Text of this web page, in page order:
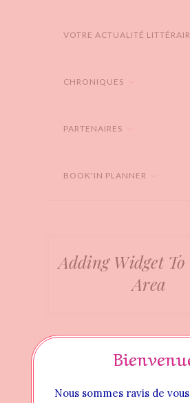
VOTRE ACTUALITÉ
CHRONIQUES
PARTENAIRES
BOOK'IN PLANNER
Adding Widget
Area
Nous sommes ravis de